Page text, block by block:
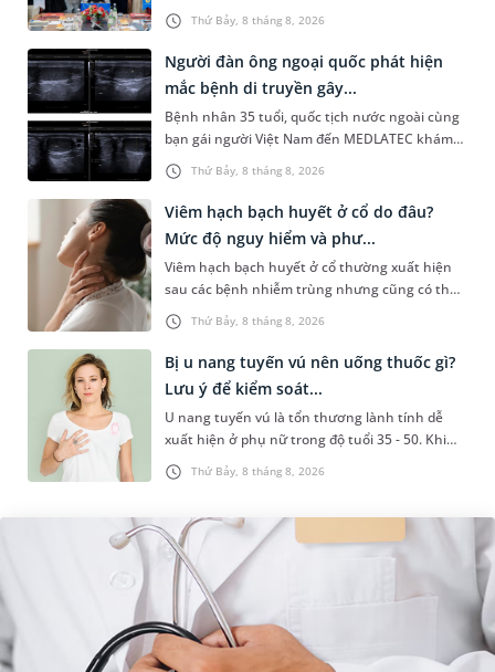
Thứ Bảy, 8 tháng 8, 2026
Quản lý Bệnh viện (HIS - Hospital Information
System) giai đoạn mới. Dự á...
Thứ Bảy, 8 tháng 8, 2026
Người đàn ông ngoại quốc phát hiện
mắc bệnh di truyền gây...
Bệnh nhân 35 tuổi, quốc tịch nước ngoài cùng
bạn gái người Việt Nam đến MEDLATEC khám
sức khỏe tiền hôn nhân. Qua thăm khám và
làm các xét nghiệm chuyên sâu,...
Thứ Bảy, 8 tháng 8, 2026
Viêm hạch bạch huyết ở cổ do đâu?
Mức độ nguy hiểm và phư...
Viêm hạch bạch huyết ở cổ thường xuất hiện
sau các bệnh nhiễm trùng nhưng cũng có thể
liên quan đến lao hạch hoặc ung thư. Để tìm
hiểu nguyên nhân gây viêm,...
Thứ Bảy, 8 tháng 8, 2026
Bị u nang tuyến vú nên uống thuốc gì?
Lưu ý để kiểm soát...
U nang tuyến vú là tổn thương lành tính dễ
xuất hiện ở phụ nữ trong độ tuổi 35 - 50. Khi
được chẩn đoán mắc bệnh, nhiều người
thường băn khoăn u nang tuyến v...